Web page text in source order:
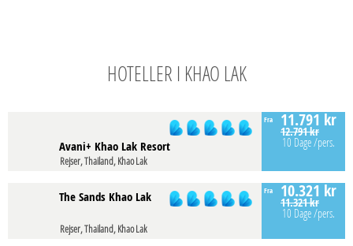
HOTELLER I KHAO LAK
Fra 11.791 kr
12.791 kr
10 Dage/pers.
Avani+ Khao Lak Resort
Rejser, Thailand, Khao Lak
Fra 10.321 kr
11.321 kr
10 Dage/pers.
The Sands Khao Lak
Rejser, Thailand, Khao Lak